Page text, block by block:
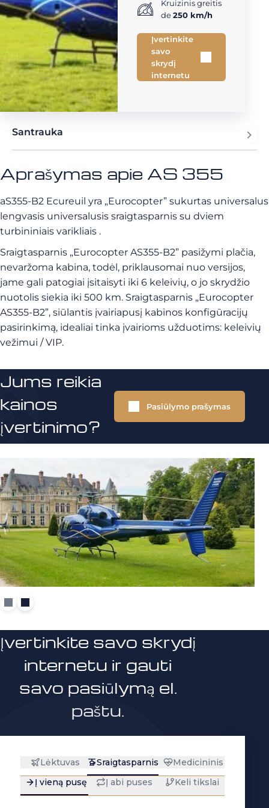
Kruizinis greitis
de250 km/h
Įvertinkite
savo
skrydį
internetu
Santrauka
Aprašymas apie AS 355
aS355-B2 Ecureuil yra „Eurocopter” sukurtas universalus
lengvasis universalusis sraigtasparnis su dviem
turbininiais varikliais .
Sraigtasparnis „Eurocopter AS355-B2” pasižymi plačia,
nevaržoma kabina, todėl, priklausomai nuo versijos,
jame gali patogiai įsitaisyti iki 6 keleivių, o jo skrydžio
nuotolis siekia iki 500 km. Sraigtasparnis „Eurocopter
AS355-B2”, siūlantis įvairiapusį kabinos konfigūracijų
pasirinkimą, idealiai tinka įvairioms užduotims: keleivių
vežimui / VIP.
Jums reikia
kainos
įvertinimo?
Pasiūlymo prašymas
Įvertinkite savo skrydį
internetu ir gauti
savo pasiūlymą el.
paštu.